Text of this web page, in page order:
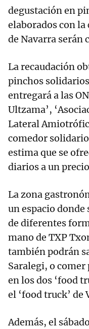
degustación en
elaborados con la
de Navarra serán
La recaudación
pinchos
entregará a las
Ultzama’,
Lateral
comedor
estima que se
diarios a un
La zona
un espacio
de diferentes
mano de TXP
también podrán
Saralegi, o comer
en los dos ‘food
el ‘food truck’ de
Además, el